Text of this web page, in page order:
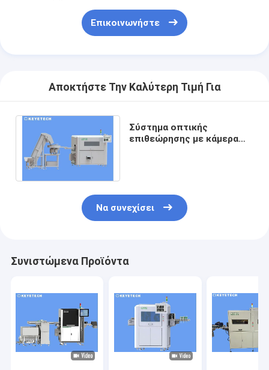
Επικοινωνήστε
Αποκτήστε Την Καλύτερη Τιμή Για
Σύστημα οπτικής
επιθεώρησης με κάμερα
Να συνεχίσει
Συνιστώμενα Προϊόντα